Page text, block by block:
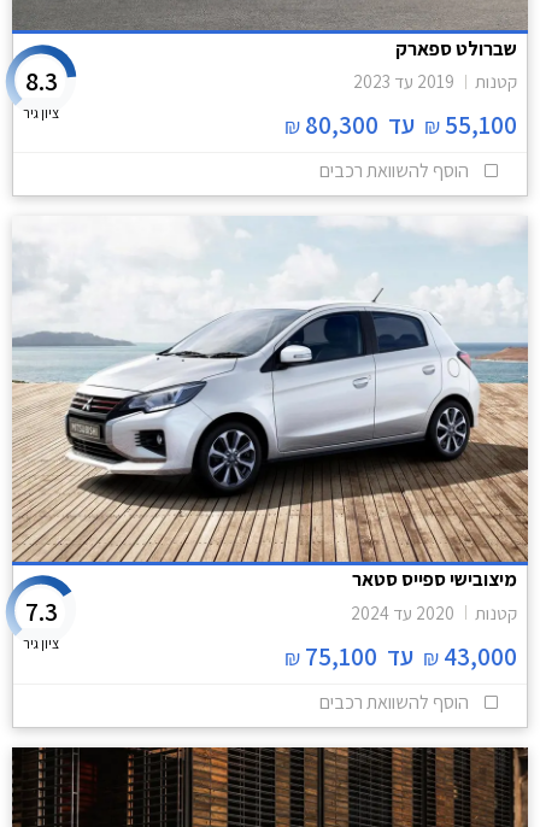
שברולט ספארק
קטנות 2019 עד 2023
55,100
₪ עד 80,300
₪
8.3
ציון גיר
הוסף להשוואת רכבים
מיצובישי ספייס סטאר
קטנות 2020 עד 2024
43,000
₪ עד 75,100
₪
7.3
ציון גיר
הוסף להשוואת רכבים